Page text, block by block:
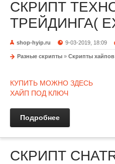
СКРИПТ
ТРЕЙДИНГА(
shop-hyip.ru 9-03-2019, 18:09
Разные скрипты » Скрипты хайпов
КУПИТЬ МОЖНО ЗДЕСЬ
ХАЙП ПОД КЛЮЧ
Подробнее
СКРИПТ